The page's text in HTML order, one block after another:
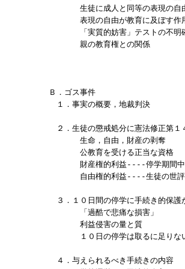
生徒に成人と同等の表現の自由
表現の自由が教育に及ぼす作用
「実質的妨害」テストの不明確
親の教育権との関係
Ｂ．ゴス事件
１．事実の概要，地裁判決
２．生徒の懲戒処分に憲法修正
生命，自由，財産の剥奪
公教育を受ける正当な資格
財産権的利益----停学期間中，
自由権的利益----生徒の世評を
３．１０日間の停学に手続き的保護
「過酷で悲痛な損害」
利益侵害の量と質
１０日の停学は取るに足りないも
４．与えられるべき手続きの内容